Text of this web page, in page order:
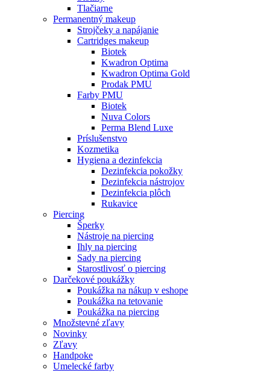
Tlačiarne
Permanentný makeup
Strojčeky a napájanie
Cartridges makeup
Biotek
Kwadron Optima
Kwadron Optima Gold
Prodak PMU
Farby PMU
Biotek
Nuva Colors
Perma Blend Luxe
Príslušenstvo
Kozmetika
Hygiena a dezinfekcia
Dezinfekcia pokožky
Dezinfekcia nástrojov
Dezinfekcia plôch
Rukavice
Piercing
Šperky
Nástroje na piercing
Ihly na piercing
Sady na piercing
Starostlivosť o piercing
Darčekové poukážky
Poukážka na nákup v eshope
Poukážka na tetovanie
Poukážka na piercing
Množstevné zľavy
Novinky
Zľavy
Handpoke
Umelecké farby